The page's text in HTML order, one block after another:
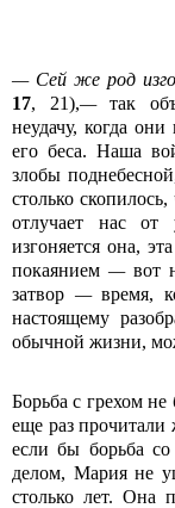
—Сей же род
17, 21),—так
неудачу, когда
его беса. Наша
злобы
столько
отлучает нас от
изгоняется она,
покаянием —вот
затвор —время,
настоящему
обычной жизни,
Борьба с грехом
еще раз
если бы борьба
делом, Мария не
столько лет. Она